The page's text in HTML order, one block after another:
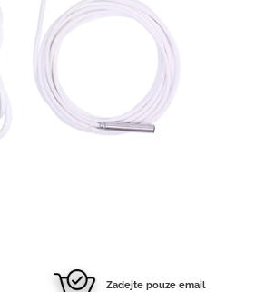
Zadejte pouze email